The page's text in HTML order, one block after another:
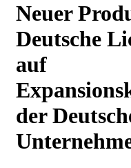
Neuer
Deutsche
auf
der